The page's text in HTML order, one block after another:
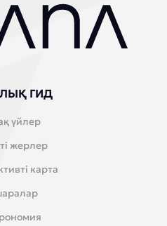
ГИД
үйлер
жерлер
карта